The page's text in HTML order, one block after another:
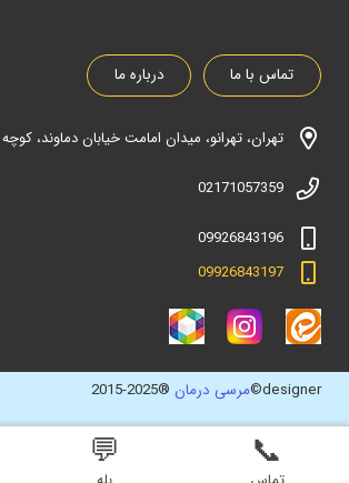
تماس با ما درباره ما
تهران، تهرانو، میدان امامت خیابان دماوند،
02171057359
09926843196
09926843197
designer© مرسی درمان ®2025-2015
📞
💬